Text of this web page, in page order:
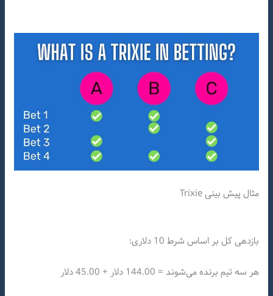
مثال پیش بینی Trixie
بازدهی کل بر اساس شرط 10 دلاری:
هر سه تیم برنده می‌شوند = 144.00 دلار + 45.00 دلار